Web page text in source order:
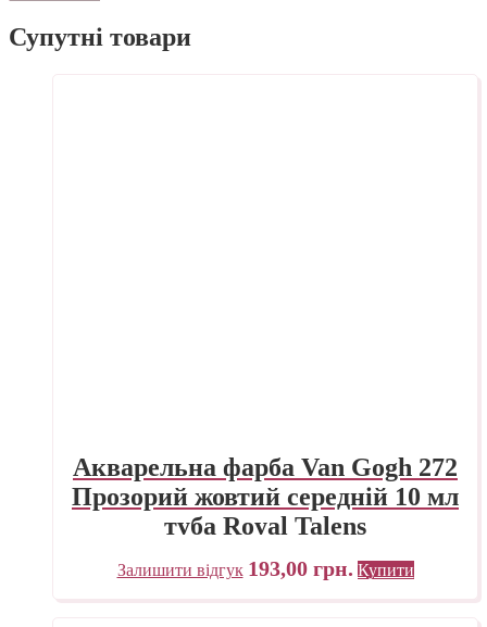
Супутні товари
Акварельна фарба Van Gogh 272
Прозорий жовтий середній 10 мл
туба Royal Talens
Залишити відгук 193,00 грн. Купити